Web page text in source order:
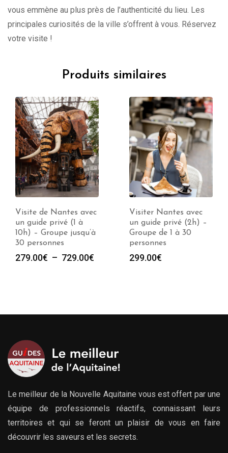
vous emmène au plus près de l’authenticité du lieu. Les
principales curiosités de la ville s’offrent à vous. Réservez
votre visite !
Produits similaires
Plage
729.00€
Visiter Nantes avec
un guide privé (2h) –
Groupe de 1 à 30
personnes
299.00€
Visiter Saint-
avec un guide privé
(2h) – Groupe de 1 à
30 personnes
299.00
Le meilleur de la Nouvelle Aquitaine vous est offert par une
équipe de professionnels réactifs, connaissant leurs
territoires et qui se feront un plaisir de vous en faire
découvrir les saveurs et les secrets.